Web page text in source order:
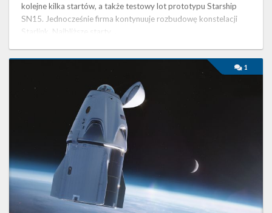
kolejne kilka startów, a także testowy lot prototypu Starship
SN15. Jednocześnie firma kontynuuje rozbudowę konstelacji
Starlink. Najbliższe starty …
SpaceX
1